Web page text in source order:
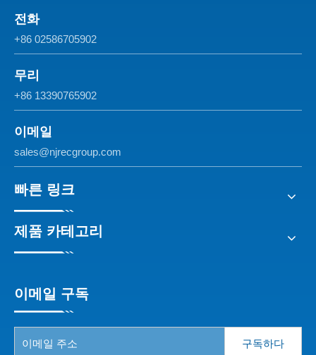
전화
+86 02586705902
무리
+86 13390765902
이메일
sales@njrecgroup.com
빠른 링크
제품 카테고리
이메일 구독
구독하다